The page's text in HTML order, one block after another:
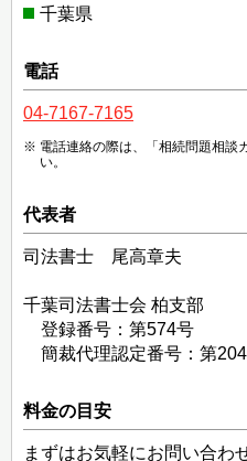
千葉県
電話
04-7167-7165
電話連絡の際は、「相続問題相談
い。
代表者
司法書士 尾高章夫
千葉司法書士会 柏支部
登録番号：第574号
簡裁代理認定番号：第
料金の目安
まずはお気軽にお問い合わ